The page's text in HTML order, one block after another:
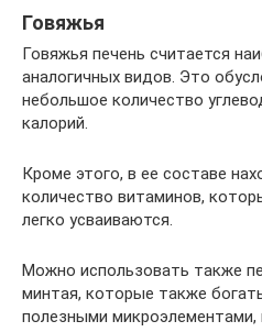
Говяжья
Говяжья печень считается
аналогичных видов. Это
небольшое количество
калорий.
Кроме этого, в ее составе
количество витаминов,
легко усваиваются.
Можно использовать также
минтая, которые также
полезными микроэлементами,